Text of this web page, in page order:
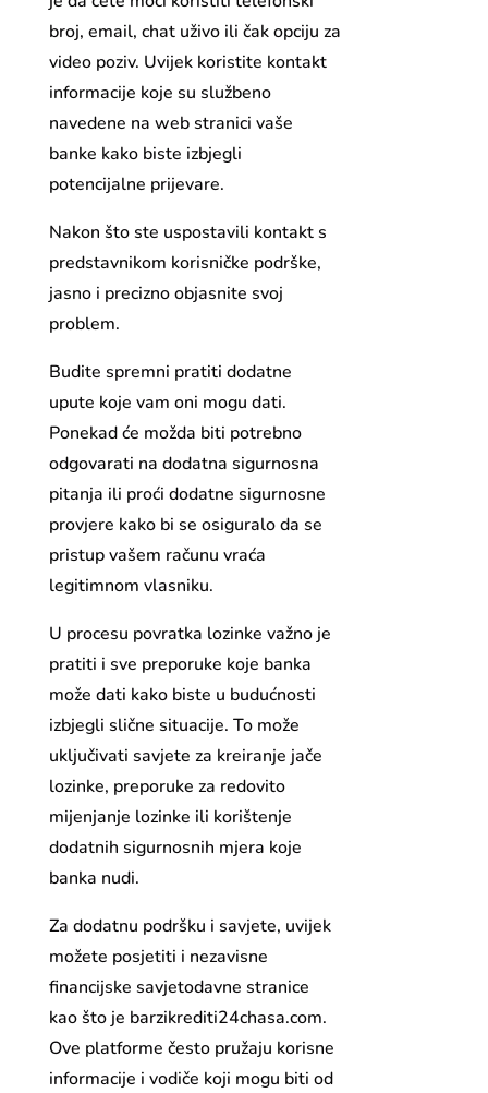
broj, email, chat uživo ili čak opciju za
video poziv. Uvijek koristite kontakt
informacije koje su službeno
navedene na web stranici vaše
banke kako biste izbjegli
potencijalne prijevare.
Nakon što ste uspostavili kontakt s
predstavnikom korisničke podrške,
jasno i precizno objasnite svoj
problem.
Budite spremni pratiti dodatne
upute koje vam oni mogu dati.
Ponekad će možda biti potrebno
odgovarati na dodatna sigurnosna
pitanja ili proći dodatne sigurnosne
provjere kako bi se osiguralo da se
pristup vašem računu vraća
legitimnom vlasniku.
U procesu povratka lozinke važno je
pratiti i sve preporuke koje banka
može dati kako biste u budućnosti
izbjegli slične situacije. To može
uključivati savjete za kreiranje jače
lozinke, preporuke za redovito
mijenjanje lozinke ili korištenje
dodatnih sigurnosnih mjera koje
banka nudi.
Za dodatnu podršku i savjete, uvijek
možete posjetiti i nezavisne
financijske savjetodavne stranice
kao što je barzikrediti24chasa.com.
Ove platforme često pružaju korisne
informacije i vodiče koji mogu biti od